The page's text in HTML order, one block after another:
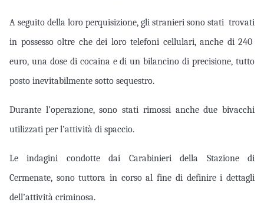
A seguito della loro perquisizione, gli stranieri sono stati trovati
in possesso oltre che dei loro telefoni cellulari, anche di 240
euro, una dose di cocaina e di un bilancino di precisione, tutto
posto inevitabilmente sotto sequestro.
Durante l’operazione, sono stati rimossi anche due bivacchi
utilizzati per l’attività di spaccio.
Le indagini condotte dai Carabinieri della Stazione di
Cermenate, sono tuttora in corso al fine di definire i dettagli
dell’attività criminosa.